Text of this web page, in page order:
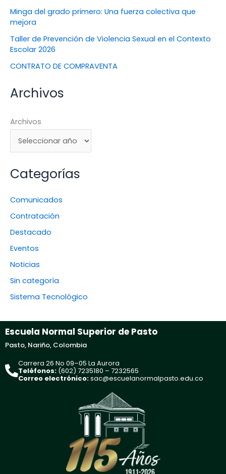
Minga del grado primero: Una fuerza colectiva que
mejora
Taller de Prevención de Violencia Sexual en el Contexto
Escolar 2026
CONTRATO DE COMPRAVENTA
Archivos
Archivos
Categorías
Comunicados
Contratación
Destacado
Eventos
Noticias
Sin categoría
Sistema Tecnológico
Escuela Normal Superior de Pasto
Pasto, Nariño, Colombia
Carrera 26 No 09–05 La Aurora
Teléfonos: (602) 7235180 – 7232565
Correo electrónico:sac@escuelanormalpasto.edu.co